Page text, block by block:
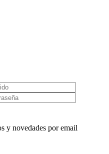
y novedades por email